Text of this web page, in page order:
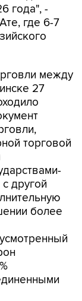
года", -
где 6-7
между
27
торговой
другой
более